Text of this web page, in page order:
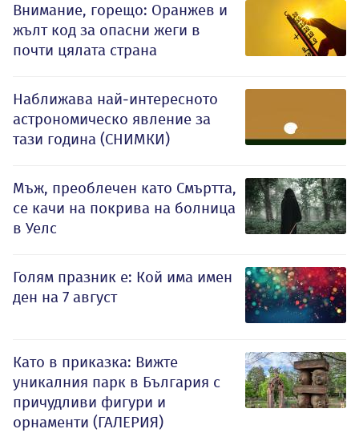
Внимание, горещо: Оранжев и
жълт код за опасни жеги в
почти цялата страна
Наближава най-интересното
астрономическо явление за
тази година (СНИМКИ)
Мъж, преоблечен като Смъртта,
се качи на покрива на болница
в Уелс
Голям празник е: Кой има имен
ден на 7 август
Като в приказка: Вижте
уникалния парк в България с
причудливи фигури и
орнаменти (ГАЛЕРИЯ)